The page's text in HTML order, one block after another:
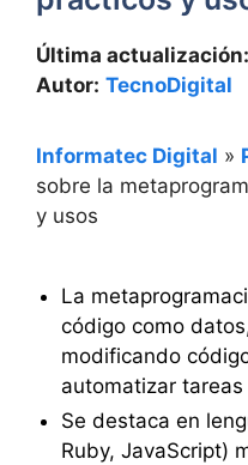
Última actualización:
Autor: TecnoDigital
Informatec Digital »
sobre la
y usos
La
código como
modificando
automatizar
Se destaca en
Ruby, JavaScript)